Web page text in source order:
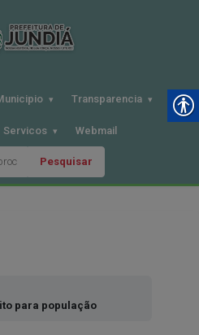
Transparencia
Servicos Webmail
Pesquisar
para população